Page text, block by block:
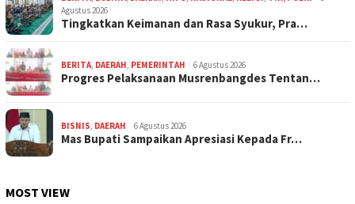
Agustus 2026
Tingkatkan Keimanan dan Rasa Syukur, Pra…
BERITA, DAERAH, PEMERINTAH 6 Agustus 2026
Progres Pelaksanaan Musrenbangdes Tentan…
BISNIS, DAERAH 6 Agustus 2026
Mas Bupati Sampaikan Apresiasi Kepada Fr…
MOST VIEW